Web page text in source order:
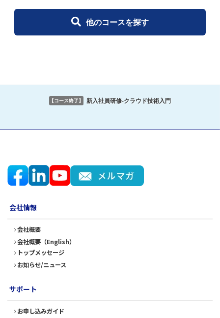
他のコースを探す
【コース終了】 新入社員研修-クラウド技術入門
会社情報
会社概要
会社概要（English）
トップメッセージ
お知らせ/ニュース
サポート
お申し込みガイド